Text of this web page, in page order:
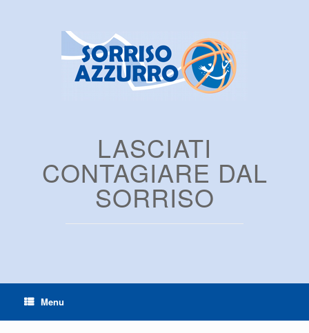
LASCIATI
CONTAGIARE DAL
SORRISO
Menu